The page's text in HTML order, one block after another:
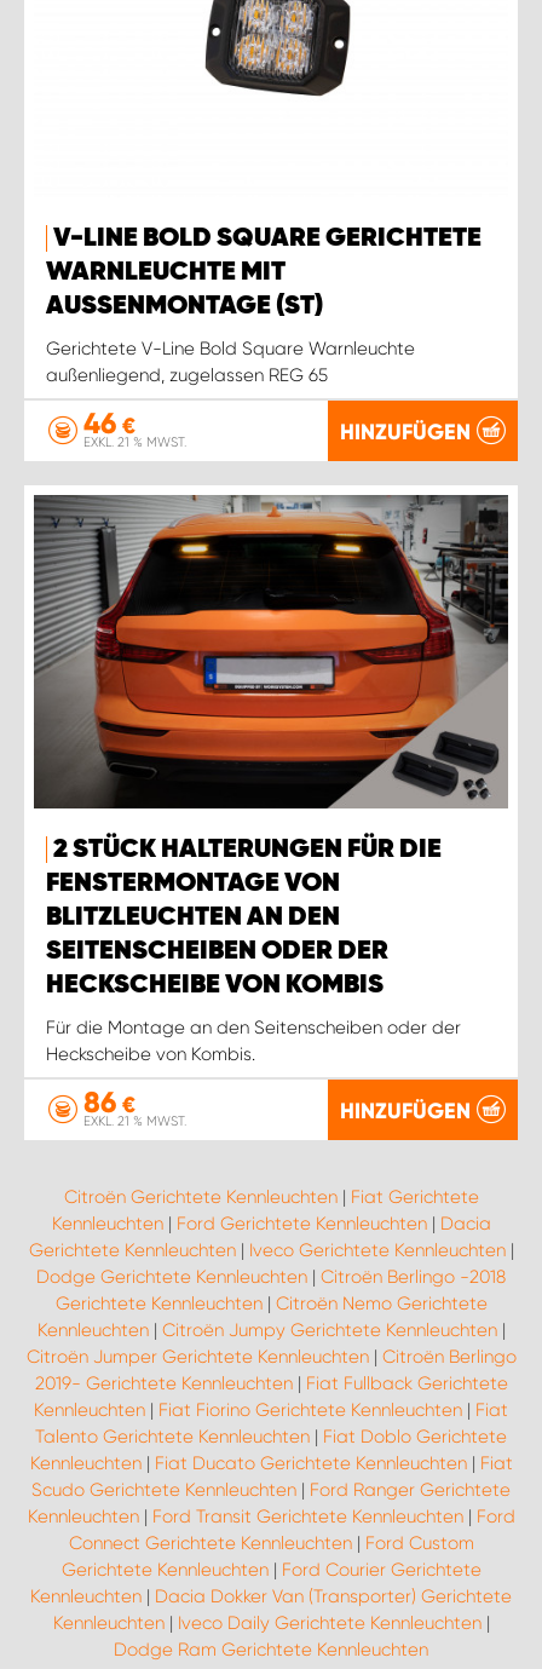
V-LINE BOLD SQUARE GERICHTETE
WARNLEUCHTE MIT
AUSSENMONTAGE (ST)
Gerichtete V-Line Bold Square Warnleuchte
außenliegend, zugelassen REG 65
46 €
EXKL. 21 % MWST. HINZUFÜGEN
2 STÜCK HALTERUNGEN FÜR DIE
FENSTERMONTAGE VON
BLITZLEUCHTEN AN DEN
SEITENSCHEIBEN ODER DER
HECKSCHEIBE VON KOMBIS
Für die Montage an den Seitenscheiben oder der
Heckscheibe von Kombis.
86 €
EXKL. 21 % MWST. HINZUFÜGEN
Citroën Gerichtete Kennleuchten| Fiat Gerichtete
Kennleuchten| Ford Gerichtete Kennleuchten| Dacia
Gerichtete Kennleuchten| Iveco Gerichtete Kennleuchten|
Dodge Gerichtete Kennleuchten | Citroën Berlingo -2018
Gerichtete Kennleuchten| Citroën Nemo Gerichtete
Kennleuchten| Citroën Jumpy Gerichtete Kennleuchten|
Citroën Jumper Gerichtete Kennleuchten| Citroën Berlingo
2019- Gerichtete Kennleuchten| Fiat Fullback Gerichtete
Kennleuchten | Fiat Fiorino Gerichtete Kennleuchten | Fiat
Talento Gerichtete Kennleuchten | Fiat Doblo Gerichtete
Kennleuchten| Fiat Ducato Gerichtete Kennleuchten| Fiat
Scudo Gerichtete Kennleuchten | Ford Ranger Gerichtete
Kennleuchten| Ford Transit Gerichtete Kennleuchten| Ford
Connect Gerichtete Kennleuchten| Ford Custom
Gerichtete Kennleuchten| Ford Courier Gerichtete
Kennleuchten | Dacia Dokker Van (Transporter) Gerichtete
Kennleuchten| Iveco Daily Gerichtete Kennleuchten|
Dodge Ram Gerichtete Kennleuchten